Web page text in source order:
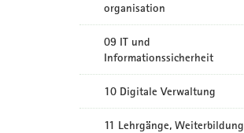
organisation
09 IT und
Informationssicherheit
10 Digitale Verwaltung
11 Lehrgänge, Weiterbildung